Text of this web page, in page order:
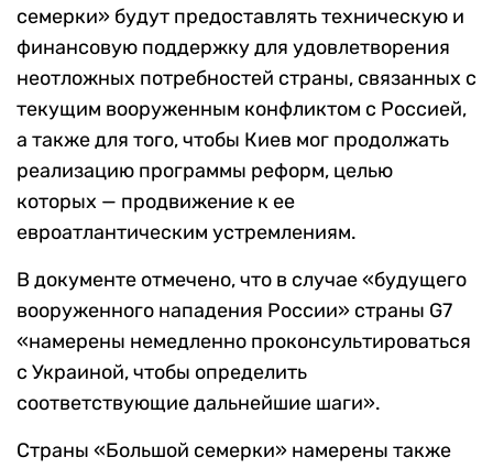
семерки» будут предоставлять техническую и
финансовую поддержку для удовлетворения
неотложных потребностей страны, связанных с
текущим вооруженным конфликтом с Россией,
а также для того, чтобы Киев мог продолжать
реализацию программы реформ, целью
которых — продвижение к ее
евроатлантическим устремлениям.
В документе отмечено, что в случае «будущего
вооруженного нападения России» страны G7
«намерены немедленно проконсультироваться
с Украиной, чтобы определить
соответствующие дальнейшие шаги».
Страны «Большой семерки» намерены также